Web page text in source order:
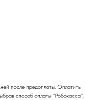
после предоплаты. Оплатить
способ оплаты "Робокасса".